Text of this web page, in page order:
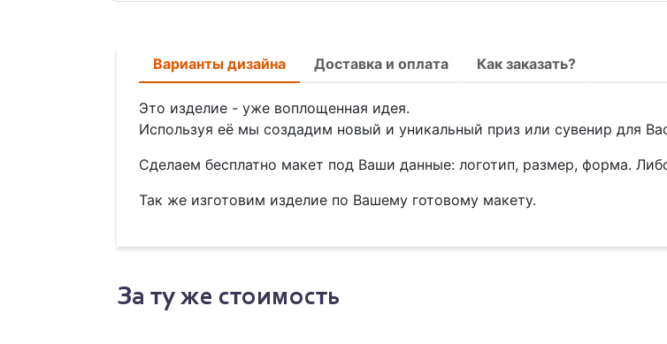
Варианты дизайна Доставка и оплата Как заказать?
Это изделие - уже воплощенная идея.
Используя её мы создадим новый и уникальный приз или сувенир для
Сделаем бесплатно макет под Ваши данные: логотип, размер, форма.
Так же изготовим изделие по Вашему готовому макету.
За ту же стоимость